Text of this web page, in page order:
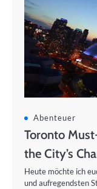
Abenteuer
Toronto
the City’s
Heute möchte ich
und aufregendsten